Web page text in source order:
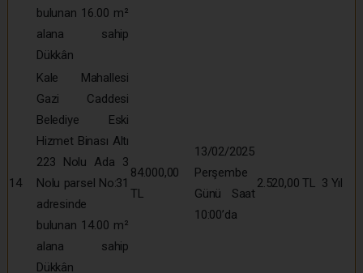
bulunan 16.00 m²
alana sahip
Dükkân
14
Kale Mahallesi
Gazi Caddesi
Belediye Eski
Hizmet Binası Altı
223 Nolu Ada 3
Nolu parsel No:31
adresinde
bulunan 14.00 m²
alana sahip
Dükkân
84.000,00
TL
13/02/2025
Perşembe
Günü Saat
10:00’da
2.520,00 TL 3 Yıl